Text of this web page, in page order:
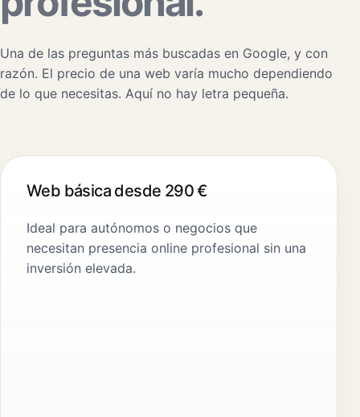
Una de las preguntas más buscadas en Google, y con
razón. El precio de una web varía mucho dependiendo
de lo que necesitas. Aquí no hay letra pequeña.
Web básica desde 290 €
Ideal para autónomos o negocios que
necesitan presencia online profesional sin una
inversión elevada.